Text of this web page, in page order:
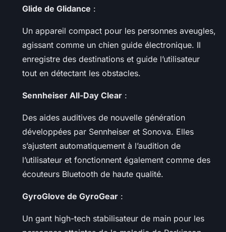
Glide de Glidance :
Un appareil compact pour les personnes aveugles,
agissant comme un chien guide électronique. Il
enregistre des destinations et guide l’utilisateur
tout en détectant les obstacles.
Sennheiser All-Day Clear :
Des aides auditives de nouvelle génération
développées par Sennheiser et Sonova. Elles
s’ajustent automatiquement à l’audition de
l’utilisateur et fonctionnent également comme des
écouteurs Bluetooth de haute qualité.
GyroGlove de GyroGear :
Un gant high-tech stabilisateur de main pour les